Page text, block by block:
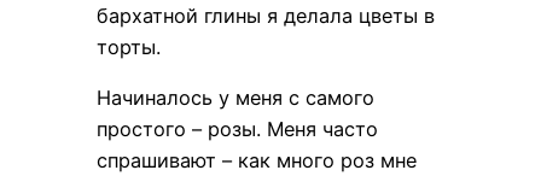
бархатной глины я делала цветы в
торты.
Начиналось у меня с самого
простого – розы. Меня часто
спрашивают – как много роз мне